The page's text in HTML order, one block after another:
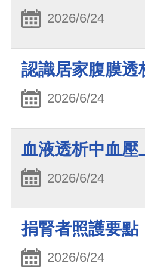
2026/6/24
認識居家腹膜透
2026/6/24
血液透析中血壓
2026/6/24
捐腎者照護要點
2026/6/24